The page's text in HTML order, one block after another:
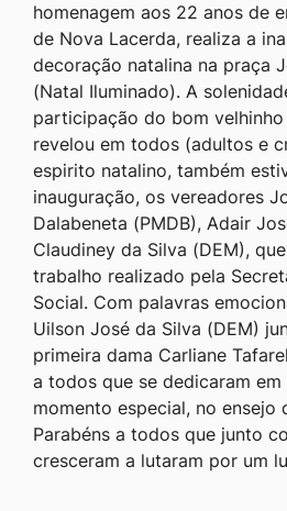
homenagem aos 22 anos de
de Nova Lacerda, realiza a
decoração natalina na praça
(Natal Iluminado). A
participação do bom velhinho
revelou em todos (adultos e
espirito natalino, também
inauguração, os vereadores
Dalabeneta (PMDB), Adair
Claudiney da Silva (DEM),
trabalho realizado pela
Social. Com palavras
Uilson José da Silva (DEM)
primeira dama Carliane
a todos que se dedicaram
momento especial, no ensejo
Parabéns a todos que junto
cresceram a lutaram por um